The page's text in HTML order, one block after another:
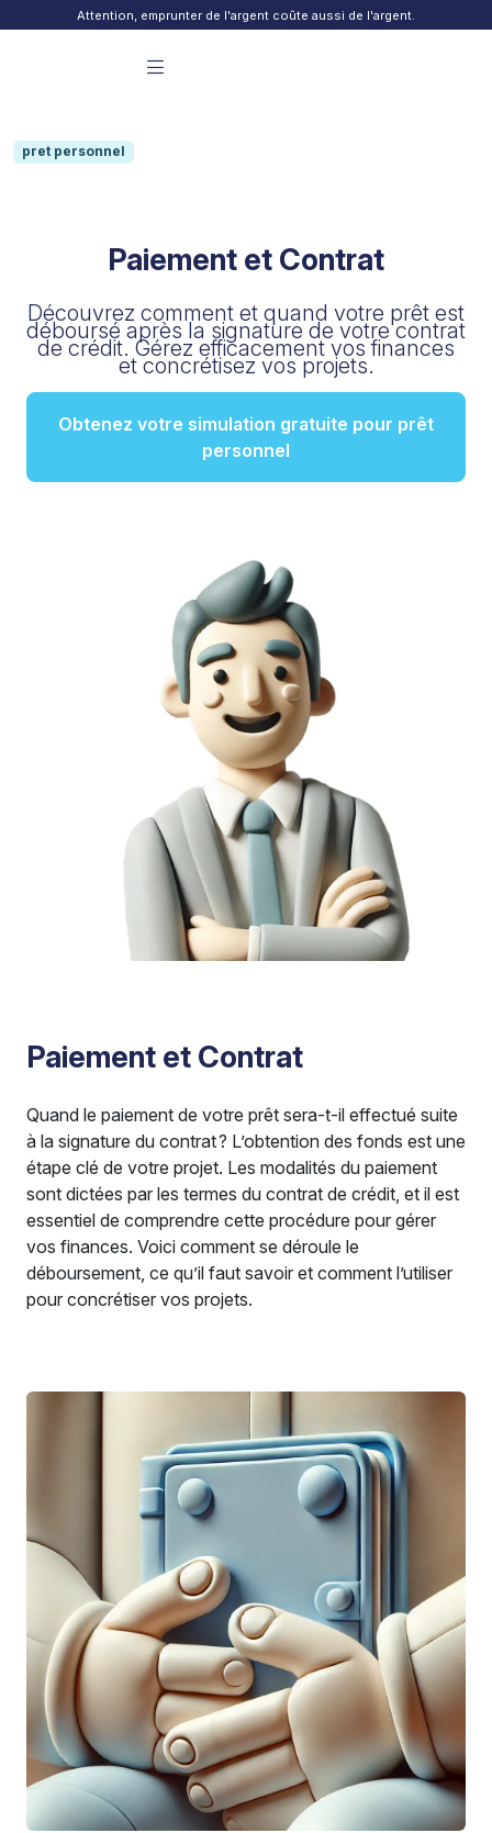
Skip to contentAttention, emprunter de l'argent coûte aussi de l'argent.
pret personnel
Paiement et Contrat
Découvrez comment et quand votre prêt est
déboursé après la signature de votre contrat
de crédit. Gérez efficacement vos finances
et concrétisez vos projets.
Obtenez votre simulation gratuite pour prêt
personnel
Paiement et Contrat
Quand le paiement de votre prêt sera-t-il effectué suite
à la signature du contrat ? L’obtention des fonds est une
étape clé de votre projet. Les modalités du paiement
sont dictées par les termes du contrat de crédit, et il est
essentiel de comprendre cette procédure pour gérer
vos finances. Voici comment se déroule le
déboursement, ce qu’il faut savoir et comment l’utiliser
pour concrétiser vos projets.